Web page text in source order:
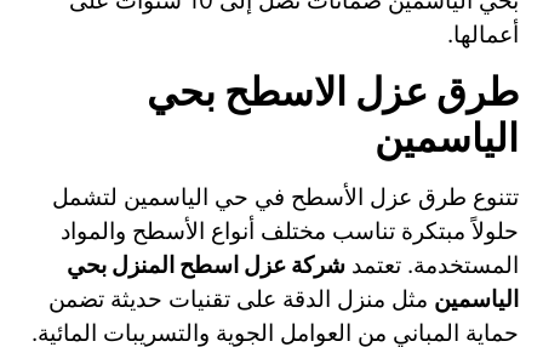
أعمالها.
طرق عزل الاسطح بحي
الياسمين
تتنوع طرق عزل الأسطح في حي الياسمين لتشمل
حلولاً مبتكرة تناسب مختلف أنواع الأسطح والمواد
المستخدمة. تعتمد شركة عزل اسطح المنزل بحي
الياسمين مثل منزل الدقة على تقنيات حديثة تضمن
حماية المباني من العوامل الجوية والتسريبات المائية.